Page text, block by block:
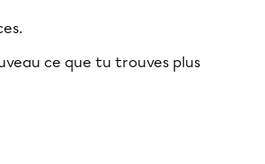
ce que tu trouves plus